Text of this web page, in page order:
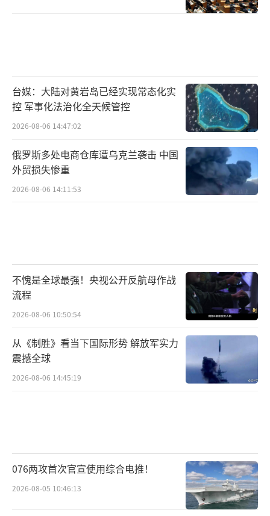
台媒：大陆对黄岩岛已经实现常态化实
控 军事化法治化全天候管控
2026-08-06 14:47:02
俄罗斯多处电商仓库遭乌克兰袭击 中国
外贸损失惨重
2026-08-06 14:11:53
不愧是全球最强！央视公开反航母作战
流程
2026-08-06 10:50:54
从《制胜》看当下国际形势 解放军实力
震撼全球
2026-08-06 14:45:19
076两攻首次官宣使用综合电推！
2026-08-05 10:46:13